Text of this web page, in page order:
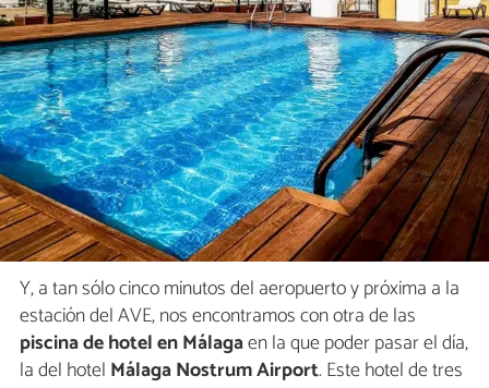
Y, a tan sólo cinco minutos del aeropuerto y próxima a la
estación del AVE, nos encontramos con otra de las
piscina de hotel en Málagaen la que poder pasar el día,
la del hotel Málaga Nostrum Airport. Este hotel de tres